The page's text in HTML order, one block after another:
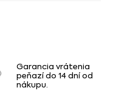
Garancia vrátenia
peňazí do 14 dní od
nákupu.